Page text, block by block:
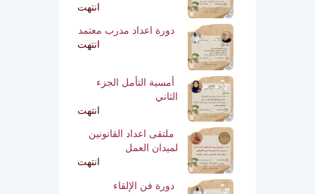
انتهت
دورة اعداد مدرب معتمد
انتهت
أمسية التأمل الجزء
الثاني
انتهت
ملتقى اعداد القانونين
لميدان العمل
انتهت
دورة فن الإلقاء